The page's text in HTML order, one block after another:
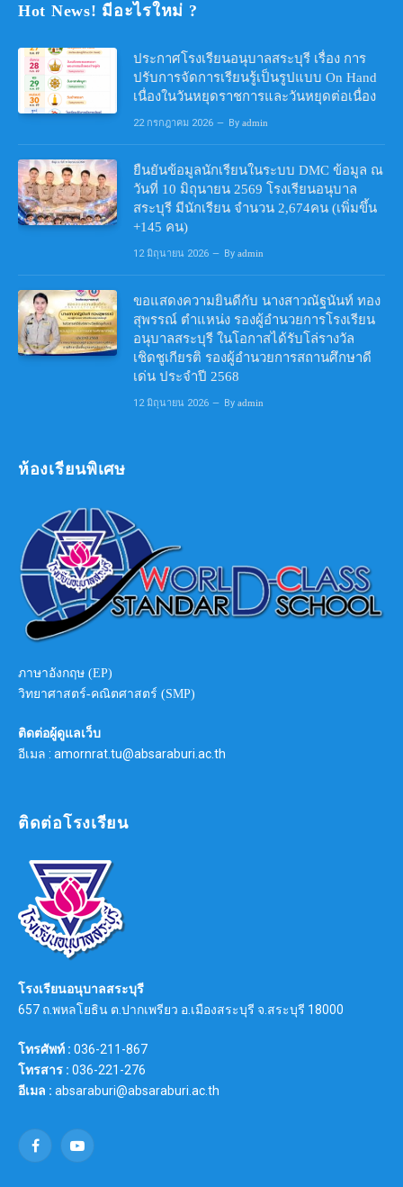
Hot News! มีอะไรใหม่ ?
ประกาศโรงเรียนอนุบาลสระบุรี เรื่อง การ
ปรับการจัดการเรียนรู้เป็นรูปแบบ On Hand
เนื่องในวันหยุดราชการและวันหยุดต่อเนื่อง
22 กรกฎาคม 2026 By admin
ยืนยันข้อมูลนักเรียนในระบบ DMC ข้อมูล ณ
วันที่ 10 มิถุนายน 2569 โรงเรียนอนุบาล
สระบุรี มีนักเรียน จำนวน 2,674คน (เพิ่มขึ้น
+145 คน)
12 มิถุนายน 2026 By admin
ขอแสดงความยินดีกับ นางสาวณัฐนันท์ ทอง
สุพรรณ์ ตำแหน่ง รองผู้อำนวยการโรงเรียน
อนุบาลสระบุรี ในโอกาสได้รับโล่รางวัล
เชิดชูเกียรติ รองผู้อำนวยการสถานศึกษาดี
เด่น ประจำปี 2568
12 มิถุนายน 2026 By admin
ห้องเรียนพิเศษ
ภาษาอังกฤษ (EP)
วิทยาศาสตร์-คณิตศาสตร์ (SMP)
ติดต่อผู้ดูแลเว็บ
อีเมล : amornrat.tu@absaraburi.ac.th
ติดต่อโรงเรียน
โรงเรียนอนุบาลสระบุรี
657 ถ.พหลโยธิน ต.ปากเพรียว อ.เมืองสระบุรี จ.สระบุรี 18000
โทรศัพท์ : 036-211-867
โทรสาร : 036-221-276
อีเมล : absaraburi@absaraburi.ac.th
FacebookYouTube